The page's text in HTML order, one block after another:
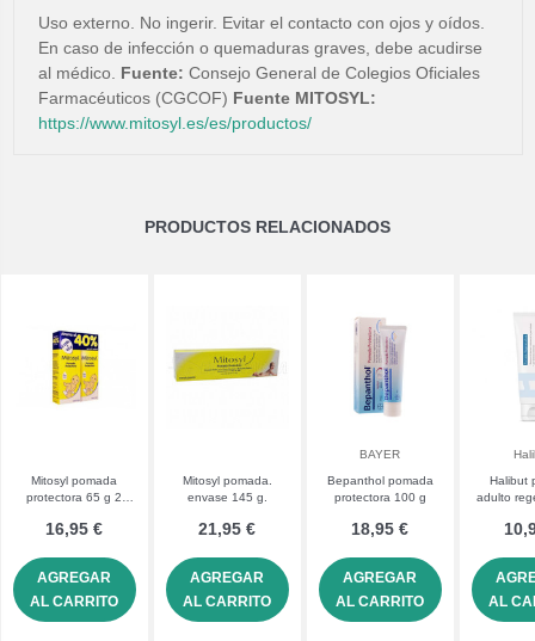
Uso externo. No ingerir. Evitar el contacto con ojos y oídos.
En caso de infección o quemaduras graves, debe acudirse
al médico. Fuente: Consejo General de Colegios Oficiales
Farmacéuticos (CGCOF) Fuente MITOSYL:
https://www.mitosyl.es/es/productos/
PRODUCTOS RELACIONADOS
Mitosyl pomada
protectora 65 g 2
16,95 €
AGREGAR
AL CARRITO
Mitosyl pomada.
envase 145 g.
21,95 €
AGREGAR
AL CARRITO
BAYER
Bepanthol pomada
protectora 100 g
18,95 €
AGREGAR
AL CARRITO
Halibut
adulto
AL